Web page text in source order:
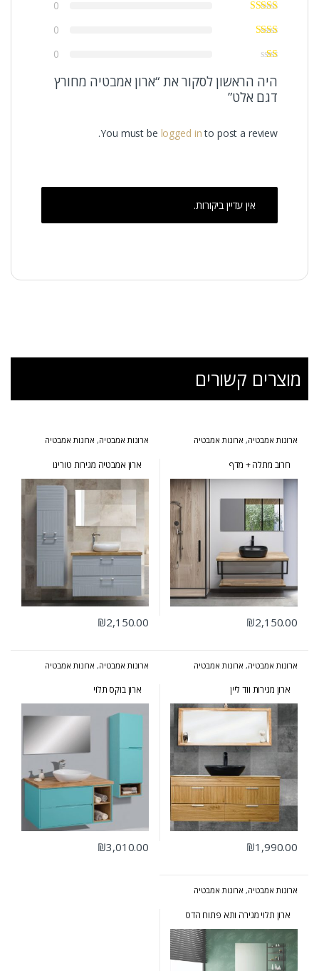
0
0
0
היה הראשון לסקור את “ארון אמבטיה מחורץ
דגם אלט”
You must be logged into post a review.
אין עדיין ביקורות.
מוצרים קשורים
ארונות אמבטיה, ארונות אמבטיה
חרוב מתלה + מדף
₪2,150.00
ארונות אמבטיה, ארונות אמבטיה
ארון אמבטיה מגירות טורינו
₪2,150.00
ארונות אמבטיה, ארונות אמבטיה
ארונות אמבטיה מרחפים
ארון מגירות ווד ליין
₪1,990.00
ארונות אמבטיה, ארונות אמבטיה
ארונות אמבטיה
ארונות שירות
ארון בוקס תלוי
₪3,010.00
ארונות אמבטיה, ארונות אמבטיה
ארון תלוי מגירה ותא פתוח הדס